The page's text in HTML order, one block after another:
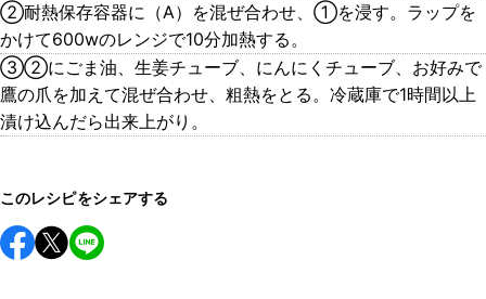
②耐熱保存容器に（A）を混ぜ合わせ、①を浸す。ラップを
かけて600wのレンジで10分加熱する。
③②にごま油、生姜チューブ、にんにくチューブ、お好みで
鷹の爪を加えて混ぜ合わせ、粗熱をとる。冷蔵庫で1時間以上
漬け込んだら出来上がり。
このレシピをシェアする